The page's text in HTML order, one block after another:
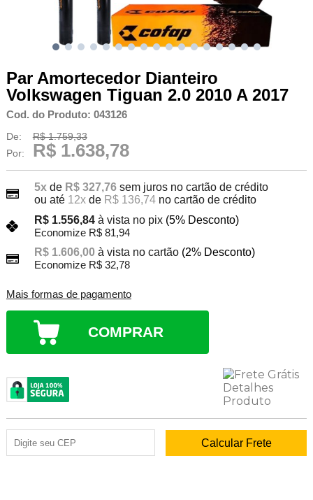
Par Amortecedor Dianteiro
Volkswagen Tiguan 2.0 2010 A 2017
Cod. do Produto: 043126
De:
R$ 1.759,33
Por:
R$ 1.638,78
5xde R$ 327,76 sem juros no cartão de crédito
ou até 12xde R$ 136,74no cartão de crédito
R$ 1.556,84 à vista no pix (5% Desconto)
Economize R$ 81,94
R$ 1.606,00 à vista no cartão (2% Desconto)
Economize R$ 32,78
Mais formas de pagamento
COMPRAR